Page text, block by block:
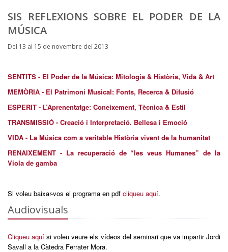
SIS REFLEXIONS SOBRE EL PODER DE LA
MÚSICA
Del 13 al 15 de novembre del 2013
SENTITS - El Poder de la Música: Mitologia & Història, Vida & Art
MEMÒRIA - El Patrimoni Musical: Fonts, Recerca & Difusió
ESPERIT - L’Aprenentatge: Coneixement, Tècnica & Estil
TRANSMISSIÓ - Creació i Interpretació. Bellesa i Emoció
VIDA - La Música com a veritable Història vivent de la humanitat
RENAIXEMENT - La recuperació de “les veus Humanes” de la
Viola de gamba
Si voleu baixar-vos el programa en pdf cliqueu aquí.
Audiovisuals
Cliqueu aquí si voleu veure els vídeos del seminari que va impartir Jordi
Savall a la Càtedra Ferrater Mora.